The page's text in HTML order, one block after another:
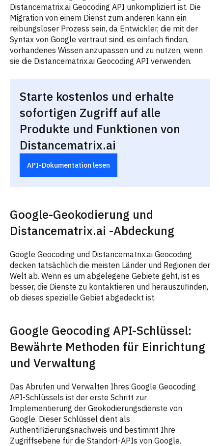
Distancematrix.ai Geocoding API unkompliziert ist. Die
Migration von einem Dienst zum anderen kann ein
reibungsloser Prozess sein, da Entwickler, die mit der
Syntax von Google vertraut sind, es einfach finden,
vorhandenes Wissen anzupassen und zu nutzen, wenn
sie die Distancematrix.ai Geocoding API verwenden.
Starte kostenlos und erhalte
sofortigen Zugriff auf alle
Produkte und Funktionen von
Distancematrix.ai
API-Dokumentation lesen
Google-Geokodierung und
Distancematrix.ai -Abdeckung
Google Geocoding und Distancematrix.ai Geocoding
decken tatsächlich die meisten Länder und Regionen der
Welt ab. Wenn es um abgelegene Gebiete geht, ist es
besser, die Dienste zu kontaktieren und herauszufinden,
ob dieses spezielle Gebiet abgedeckt ist.
Google Geocoding API-Schlüssel:
Bewährte Methoden für Einrichtung
und Verwaltung
Das Abrufen und Verwalten Ihres Google Geocoding
API-Schlüssels ist der erste Schritt zur
Implementierung der Geokodierungsdienste von
Google. Dieser Schlüssel dient als
Authentifizierungsnachweis und bestimmt Ihre
Zugriffsebene für die Standort-APIs von Google.